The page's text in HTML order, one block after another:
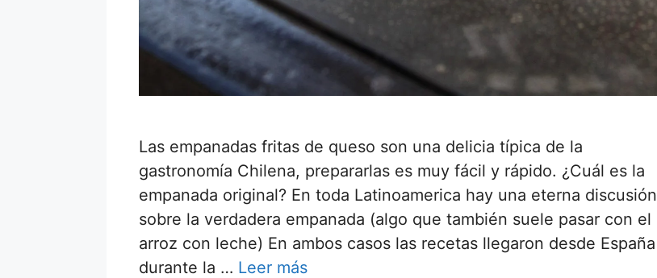
Las empanadas fritas de queso son una delicia típica de la
gastronomía Chilena, prepararlas es muy fácil y rápido. ¿Cuál es la
empanada original? En toda Latinoamerica hay una eterna discusión
sobre la verdadera empanada (algo que también suele pasar con el
arroz con leche) En ambos casos las recetas llegaron desde España
durante la … Leer más